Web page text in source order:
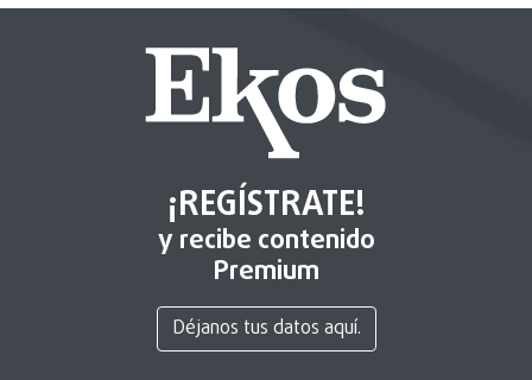
¡REGÍSTRATE!
y recibe contenido
Premium
Déjanos tus datos aquí.